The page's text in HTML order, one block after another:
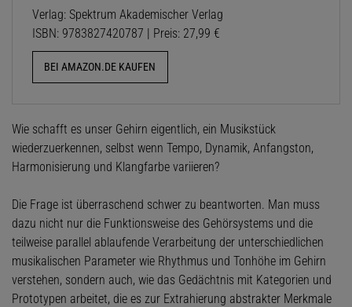
Verlag: Spektrum Akademischer Verlag
ISBN: 9783827420787 | Preis: 27,99 €
BEI AMAZON.DE KAUFEN
Wie schafft es unser Gehirn eigentlich, ein Musikstück
wiederzuerkennen, selbst wenn Tempo, Dynamik, Anfangston,
Harmonisierung und Klangfarbe variieren?
Die Frage ist überraschend schwer zu beantworten. Man muss
dazu nicht nur die Funktionsweise des Gehörsystems und die
teilweise parallel ablaufende Verarbeitung der unterschiedlichen
musikalischen Parameter wie Rhythmus und Tonhöhe im Gehirn
verstehen, sondern auch, wie das Gedächtnis mit Kategorien und
Prototypen arbeitet, die es zur Extrahierung abstrakter Merkmale